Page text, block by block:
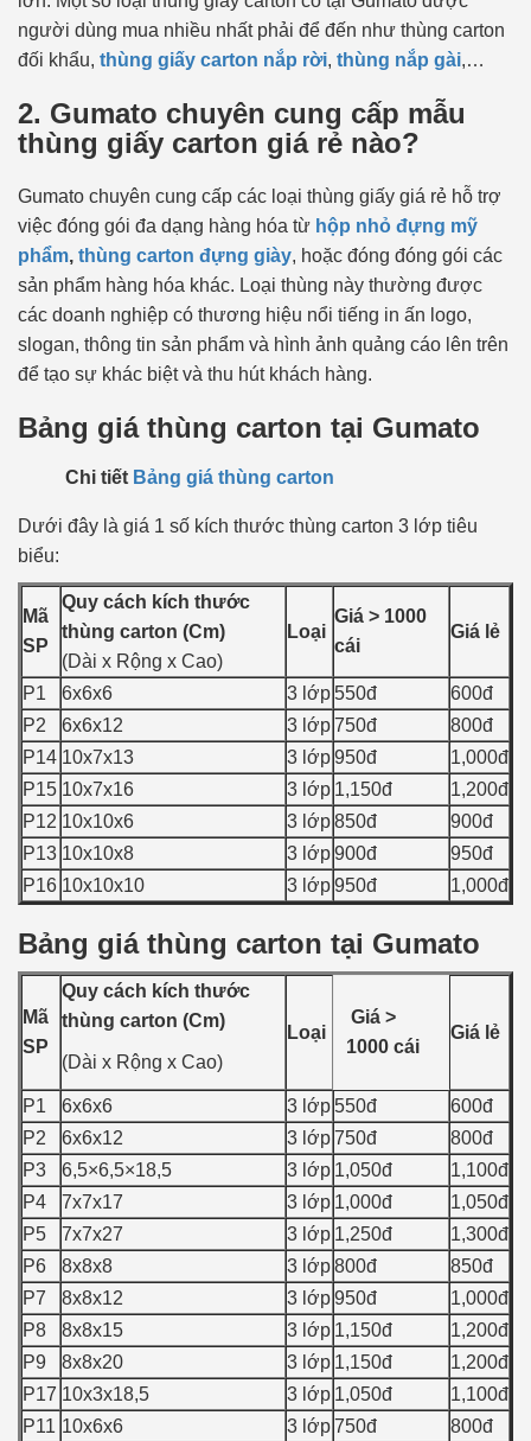
người dùng mua nhiều nhất phải để đến như thùng carton
đối khẩu, thùng giấy carton nắp rời, thùng nắp gài,…
2. Gumato chuyên cung cấp mẫu
thùng giấy carton giá rẻ nào?
Gumato chuyên cung cấp các loại thùng giấy giá rẻ hỗ trợ
việc đóng gói đa dạng hàng hóa từ hộp nhỏ đựng mỹ
phẩm, thùng carton đựng giày, hoặc đóng đóng gói các
sản phẩm hàng hóa khác. Loại thùng này thường được
các doanh nghiệp có thương hiệu nổi tiếng in ấn logo,
slogan, thông tin sản phẩm và hình ảnh quảng cáo lên trên
để tạo sự khác biệt và thu hút khách hàng.
Bảng giá thùng carton tại Gumato
Chi tiết Bảng giá thùng carton
Dưới đây là giá 1 số kích thước thùng carton 3 lớp tiêu
biểu:
Mã
SP
Quy cách kích thước
thùng carton (Cm)
(Dài x Rộng x Cao)
Loại
Giá > 1000
cái
Giá lẻ
P1 6x6x6 3 lớp550đ
600đ
P2
6x6x12 3 lớp750đ
800đ
P14 10x7x13 3 lớp950đ
1,000đ
P15 10x7x16 3 lớp 1,150đ
1,200đ
P12 10x10x6 3 lớp850đ
900đ
P13 10x10x8 3 lớp900đ
950đ
P16 10x10x10 3 lớp950đ 1,000đ
Bảng giá thùng carton tại Gumato
Mã
SP
Quy cách kích thước
thùng carton (Cm)
(Dài x Rộng x Cao)
Loại
Giá >
1000 cái
Giá lẻ
P1 6x6x6 3 lớp550đ
600đ
P2
6x6x12 3 lớp750đ
800đ
P3
6,5×6,5×18,5 3 lớp 1,050đ
1,100đ
P4
7x7x17 3 lớp 1,000đ
1,050đ
P5
7x7x27 3 lớp 1,250đ
1,300đ
P6
8x8x8 3 lớp800đ
850đ
P7
8x8x12 3 lớp950đ
1,000đ
P8
8x8x15 3 lớp 1,150đ
1,200đ
P9
8x8x20 3 lớp 1,150đ
1,200đ
P17 10x3x18,5 3 lớp 1,050đ
1,100đ
P11 10x6x6 3 lớp750đ
800đ